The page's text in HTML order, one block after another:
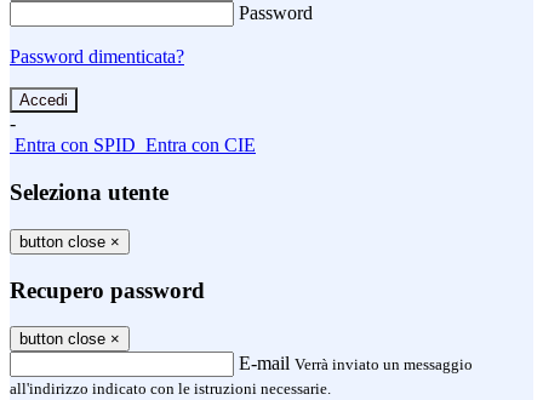
Password
Password dimenticata?
-
Entra con SPID Entra con CIE
Seleziona utente
button close ×
Recupero password
button close ×
E-mail Verrà inviato un messaggio
all'indirizzo indicato con le istruzioni necessarie.